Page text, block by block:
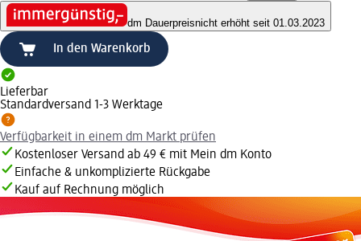
dm Dauerpreisnicht erhöht seit 01.03.2023
In den Warenkorb
Lieferbar
Standardversand 1-3 Werktage
Verfügbarkeit in einem dm Markt prüfen
Kostenloser Versand ab 49 € mit Mein dm Konto
Einfache & unkomplizierte Rückgabe
Kauf auf Rechnung möglich